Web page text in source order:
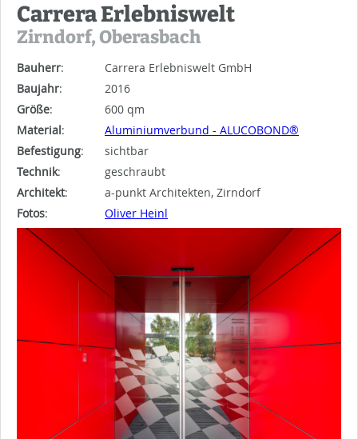
Carrera Erlebniswelt
Zirndorf, Oberasbach
Bauherr:
Carrera Erlebniswelt GmbH
Baujahr:
2016
Größe:
600 qm
Material:
Aluminiumverbund - ALUCOBOND®
Befestigung:
sichtbar
Technik:
geschraubt
Architekt:
a-punkt Architekten, Zirndorf
Fotos: Oliver Heinl